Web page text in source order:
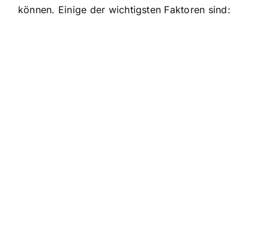
können. Einige der wichtigsten Faktoren sind: